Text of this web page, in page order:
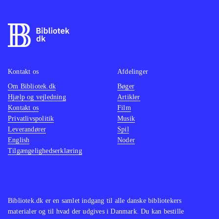
versionen af FIFA 13 ikke med her,
fx skill games og ultimate team,
minder det mere om FIFA 12, blot
med ny styring og opdaterede navne
Der er ikke andre fodboldspil til
WiiU endnu
Alt i alt et godt fodboldspil til WiiU,
som nok mangler de andre konsollers
nyheder, men byder på en
Bibliotek.dk er en samlet indgang til alle danske bibliotekers
materialer og til hvad der udgives i Danmark. Du kan bestille
Kontakt os
Om Bibliotek.dk
Hjælp og vejledning
Kontakt os
Privatlivspolitik
Leverandører
English
Tilgængelighedserklæring
Afdelinger
Bøger
Artikler
Film
Musik
Spil
Noder